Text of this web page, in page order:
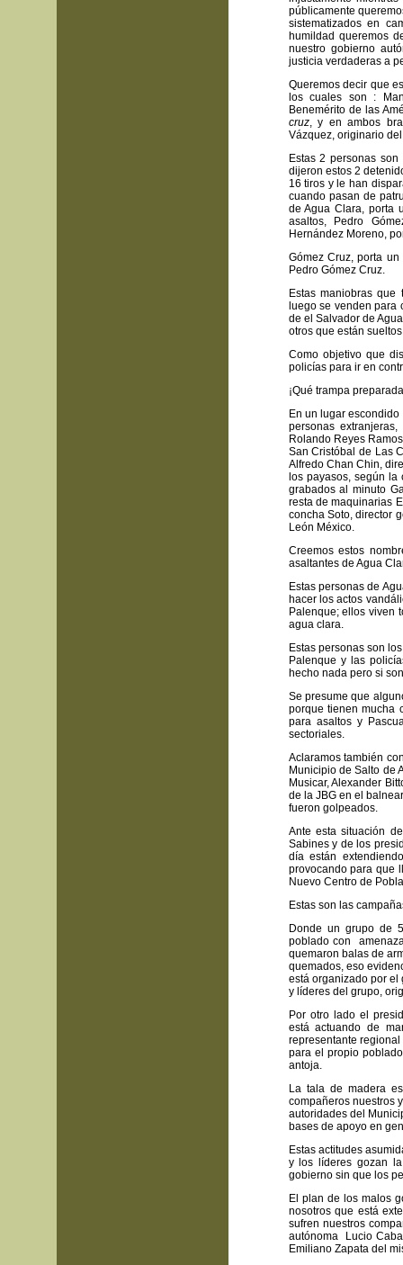
públicamente
sistematizados en
humildad queremos
nuestro gobierno
justicia verdaderas a
Queremos decir que
los cuales son :
Benemérito de las
cruz, y en ambos
Vázquez, originario
Estas 2 personas
dijeron estos 2
16 tiros y le han
cuando pasan de
de Agua Clara, porta
asaltos, Pedro
Hernández Moreno,
Gómez Cruz, porta
Pedro Gómez Cruz.
Estas maniobras
luego se venden
de el Salvador de
otros que están
Como objetivo que
policías para ir en
¡Qué trampa
En un lugar
personas
Rolando Reyes
San Cristóbal de Las
Alfredo Chan Chin,
los payasos, según
grabados al minuto
resta de maquinarias
concha Soto, director
León México.
Creemos estos
asaltantes de Agua
Estas personas de
hacer los actos
Palenque; ellos viven
agua clara.
Estas personas son
Palenque y las
hecho nada pero si
Se presume que
porque tienen mucha
para asaltos y
sectoriales.
Aclaramos también
Municipio de Salto de
Musicar, Alexander
de la JBG en el
fueron golpeados.
Ante esta situación
Sabines y de los
día están
provocando para que
Nuevo Centro de
Estas son las
Donde un grupo de
poblado con
quemaron balas de
quemados, eso
está organizado por el
y líderes del grupo,
Por otro lado el
está actuando de
representante
para el propio
antoja.
La tala de madera
compañeros nuestros
autoridades del
bases de apoyo en
Estas actitudes
y los líderes gozan
gobierno sin que los
El plan de los malos
nosotros que está
sufren nuestros
autónoma Lucio
Emiliano Zapata del